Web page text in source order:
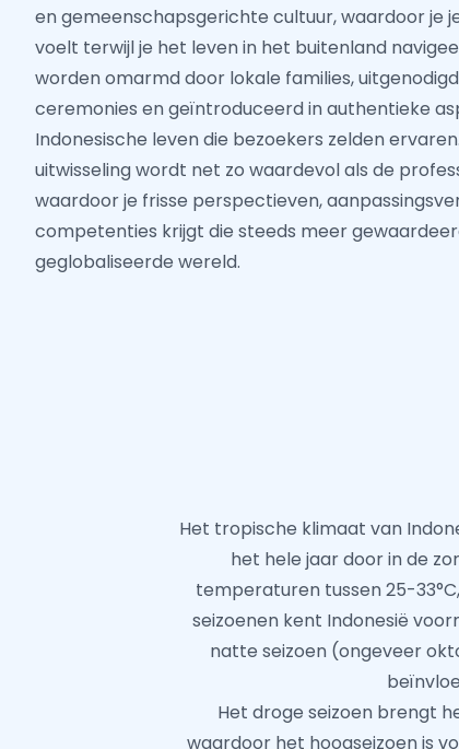
en gemeenschapsgerichte cultuur, waardoor je
voelt terwijl je het leven in het buitenland
worden omarmd door lokale families,
ceremonies en geïntroduceerd in authentieke
Indonesische leven die bezoekers zelden
uitwisseling wordt net zo waardevol als de
waardoor je frisse perspectieven,
competenties krijgt die steeds meer
geglobaliseerde wereld.
Het tropische klimaat van
het hele jaar door in de
temperaturen tussen 25-
seizoenen kent Indonesië
natte seizoen (ongeveer
Het droge seizoen brengt
waardoor het hoogseizoen is